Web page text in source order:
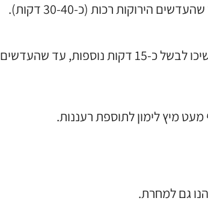
הירוקות רכות (כ-30-40 דקות).
הוסיפו את העדשים הכתומות וערבבו היטב. המשיכו לבשל כ-15 דקות נוספות, עד שהעדשים
מיץ לימון לתוספת רעננות.
גם למחרת.